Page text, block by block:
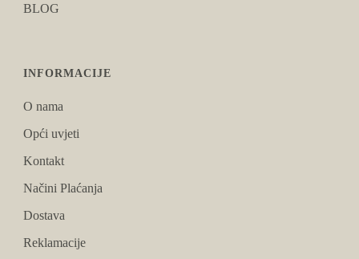
BLOG
INFORMACIJE
O nama
Opći uvjeti
Kontakt
Načini Plaćanja
Dostava
Reklamacije